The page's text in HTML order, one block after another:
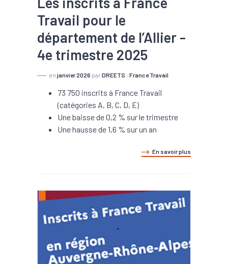
Travail pour le
département de l’Allier -
4e trimestre 2025
en janvier 2026 par DREETS ; France Travail
73 750 inscrits à France Travail
(catégories A, B, C, D, E)
Une baisse de 0,2 % sur le trimestre
Une hausse de 1,6 % sur un an
En savoir plus